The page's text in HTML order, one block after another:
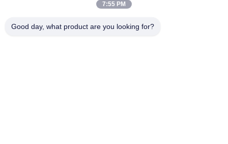
7:55 PM
Good day, what product are you looking for?